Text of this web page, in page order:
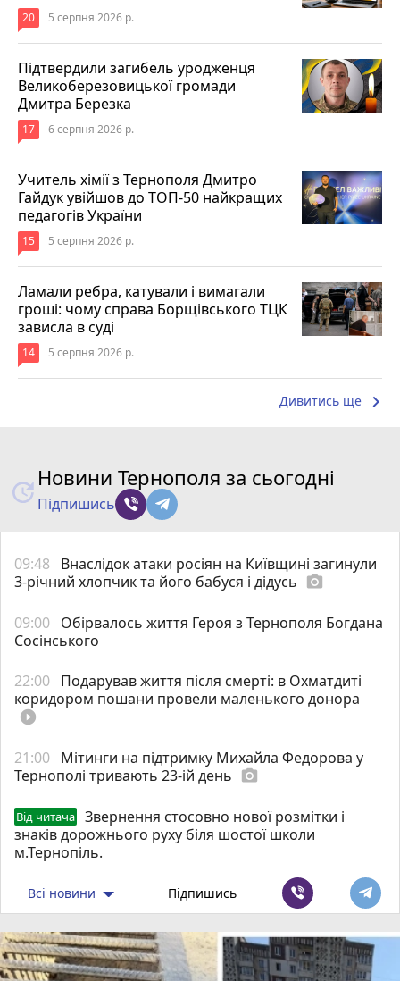
20 5 серпня 2026 р.
Підтвердили загибель уродженця
Великоберезовицької громади
Дмитра Березка
17 6 серпня 2026 р.
Учитель хімії з Тернополя Дмитро
Гайдук увійшов до ТОП-50 найкращих
педагогів України
15 5 серпня 2026 р.
Ламали ребра, катували і вимагали
гроші: чому справа Борщівського ТЦК
зависла в суді
14 5 серпня 2026 р.
Дивитись ще keyboard_arrow_right
Новини Тернополя за сьогодні
Підпишись
09:48
Внаслідок атаки росіян на Київщині загинули
3-річний хлопчик та його бабуся і дідусь photo_camera
09:00 Обірвалось життя Героя з Тернополя Богдана
Сосінського
22:00 Подарував життя після смерті: в Охматдиті
коридором пошани провели маленького донора
play_circle_filled
21:00 Мітинги на підтримку Михайла Федорова у
Тернополі тривають 23-ій день photo_camera
Від читача
Звернення стосовно нової розмітки і
знаків дорожнього руху біля шостої школи
м.Тернопіль.
Всі новини Підпишись